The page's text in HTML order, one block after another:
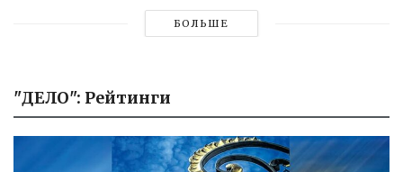
БОЛЬШЕ
"ДЕЛО": Рейтинги